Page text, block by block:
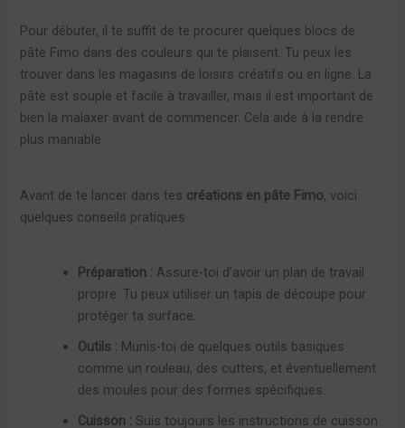
Pour débuter, il te suffit de te procurer quelques blocs de
pâte Fimo dans des couleurs qui te plaisent. Tu peux les
trouver dans les magasins de loisirs créatifs ou en ligne. La
pâte est souple et facile à travailler, mais il est important de
bien la malaxer avant de commencer. Cela aide à la rendre
plus maniable.
Avant de te lancer dans tes créations en pâte Fimo, voici
quelques conseils pratiques :
Préparation : Assure-toi d’avoir un plan de travail
propre. Tu peux utiliser un tapis de découpe pour
protéger ta surface.
Outils : Munis-toi de quelques outils basiques
comme un rouleau, des cutters, et éventuellement
des moules pour des formes spécifiques.
Cuisson : Suis toujours les instructions de cuisson